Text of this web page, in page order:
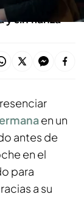
y sin fianza
en un
antes de
en el
para
a su